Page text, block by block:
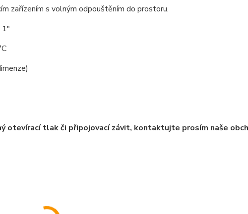
zařízením s volným odpouštěním do prostoru.
1"
otevírací tlak či připojovací závit, kontaktujte prosím naše